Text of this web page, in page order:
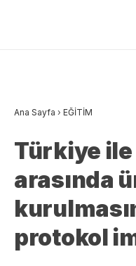
Ana Sayfa › EĞİTİM
Türkiye ile
arasında
protokol